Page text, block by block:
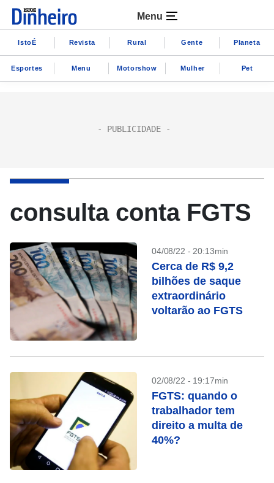
Menu
IstoÉ Revista Rural Gente Planeta
Esportes Menu Motorshow Mulher Pet
consulta conta FGTS
04/08/22 - 20:13min
Cerca de R$ 9,2
bilhões de saque
extraordinário
voltarão ao FGTS
02/08/22 - 19:17min
FGTS: quando o
trabalhador tem
direito a multa de
40%?